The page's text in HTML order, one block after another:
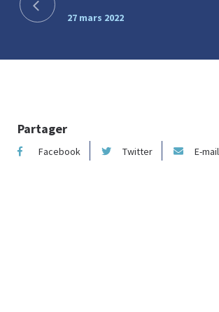
27 mars 2022
Partager
Facebook Twitter E-mail